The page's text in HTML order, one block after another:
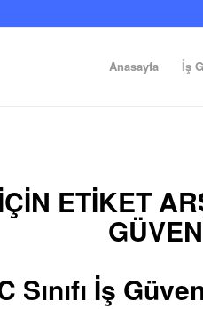
Anasayfa İş
ETIKET
Sınıfı İş